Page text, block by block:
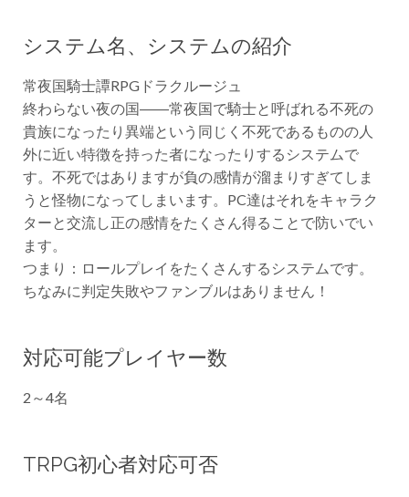
システム名、システムの紹介
常夜国騎士譚RPGドラクルージュ
終わらない夜の国――常夜国で騎士と呼ばれる不死の
貴族になったり異端という同じく不死であるものの人
外に近い特徴を持った者になったりするシステムで
す。不死ではありますが負の感情が溜まりすぎてしま
うと怪物になってしまいます。PC達はそれをキャラク
ターと交流し正の感情をたくさん得ることで防いでい
ます。
つまり：ロールプレイをたくさんするシステムです。
ちなみに判定失敗やファンブルはありません！
対応可能プレイヤー数
2～4名
TRPG初心者対応可否